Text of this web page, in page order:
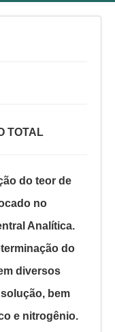
TOTAL
do teor de
no
Analítica.
do
diversos
bem
e nitrogênio.